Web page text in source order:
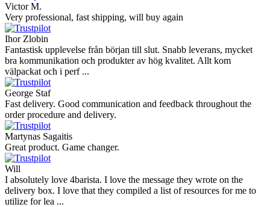
Victor M.
Very professional, fast shipping, will buy again
Ihor Zlobin
Fantastisk upplevelse från början till slut. Snabb leverans, mycket
bra kommunikation och produkter av hög kvalitet. Allt kom
välpackat och i perf ...
George Staf
Fast delivery. Good communication and feedback throughout the
order procedure and delivery.
Martynas Sagaitis
Great product. Game changer.
Will
I absolutely love 4barista. I love the message they wrote on the
delivery box. I love that they compiled a list of resources for me to
utilize for lea ...